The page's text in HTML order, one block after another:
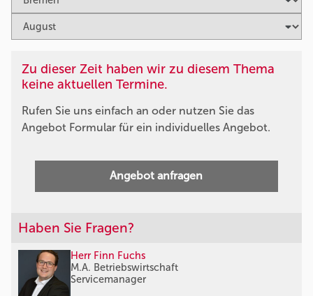
Zu dieser Zeit haben wir zu diesem Thema
keine aktuellen Termine.
Rufen Sie uns einfach an oder nutzen Sie das
Angebot Formular für ein individuelles Angebot.
Angebot anfragen
Haben Sie Fragen?
Herr Finn Fuchs
M.A. Betriebswirtschaft
Servicemanager